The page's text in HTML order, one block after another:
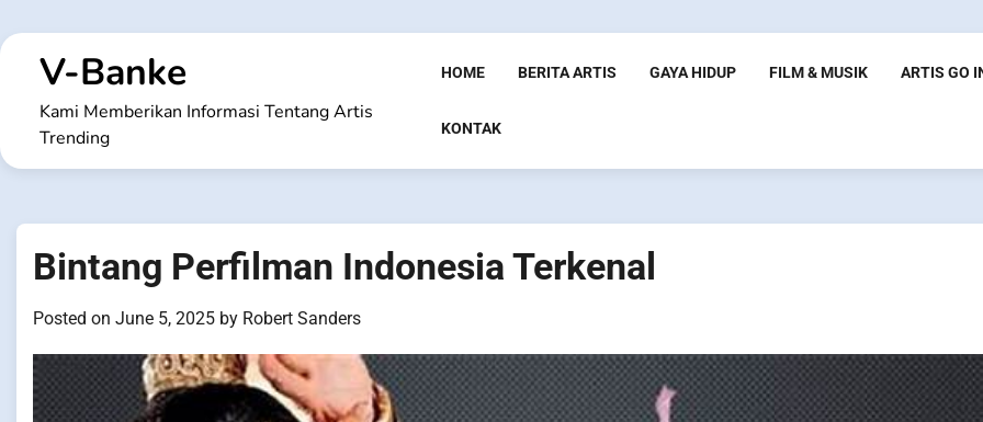
to
contentV-Banke
Kami Memberikan Informasi Tentang Artis
Trending
HOME BERITA ARTIS GAYA HIDUP FILM & MUSIK ARTIS GO
KONTAK
Bintang Perfilman Indonesia Terkenal
Posted on June 5, 2025 by Robert Sanders